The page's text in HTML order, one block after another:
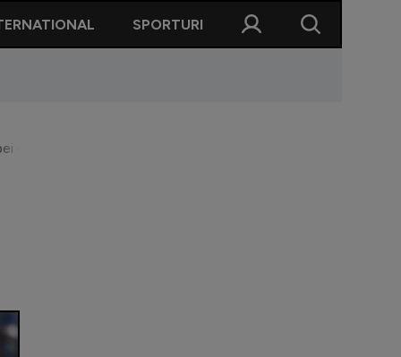
SPORTURI
este aproape să deturneze transferul românului